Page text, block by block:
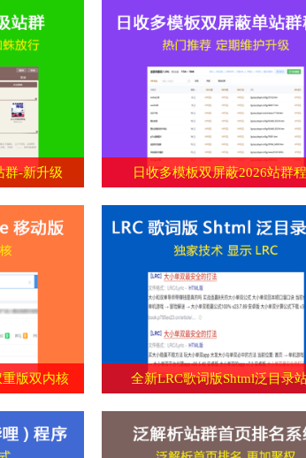
群-新升级 日收多模板双屏蔽2026站群
版双内核 全新LRC歌词版Shtml泛目录